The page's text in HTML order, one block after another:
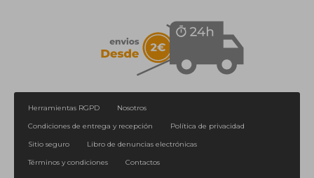
Herramientas RGPD
Nosotros
Condiciones de entrega y recepción
Política de privacidad
Sitio seguro
Libro de denuncias electrónicas
Términos y condiciones
Contactos